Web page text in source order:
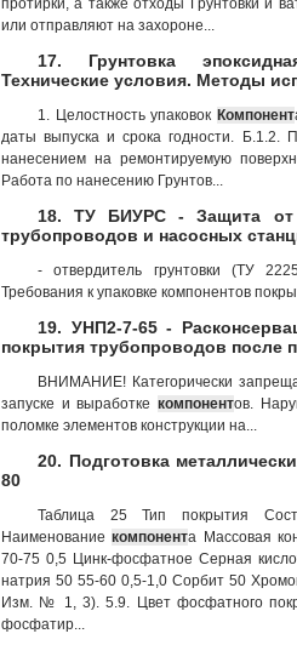
протирки, а также отходы Грунтовки и
или отправляют на захороне...
17. Грунтовка
Технические условия. Методы
1. Целостность упаковок Компонент
даты выпуска и срока годнос­ти. Б.1.2.
нанесением на ремонтируемую
Работа по нанесению Грунтов...
18. ТУ БИУРС - Защита от
трубопроводов и насосных
- отвердитель грунтовки (ТУ
Требования к упаковке компонентов
19. УНП2-7-65 -
покрытия трубопроводов после
ВНИМАНИЕ! Категорически
запуске и выработкекомпонентов.
поломке элементов конструкции на...
20. Подготовка
80
Таблица 25 Тип покрытия
Наименованиекомпонента Массовая
70-75 0,5 Цинк-фосфатное Серная
натрия 50 55-60 0,5-1,0 Сорбит 50
Изм. № 1, 3). 5.9. Цвет фосфатного
фосфатир...